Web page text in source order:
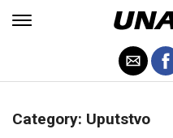
Category: Uputstvo